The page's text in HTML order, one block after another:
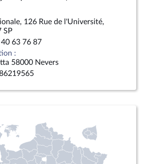
126 Rue de l'Université,
SP
63 76 87
:
58000 Nevers